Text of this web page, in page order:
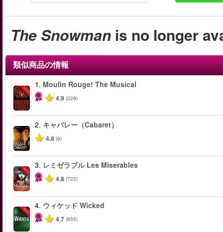
The Snowman is no longer
類似商品の情報
-50%
1. Moulin Rouge! The Musical
4.9 (228)
2. キャバレー（Cabaret）
4.8 (6)
-40%
3. レミゼラブル Les Miserables
4.8 (722)
-50%
4. ウィケッド Wicked
4.7 (855)